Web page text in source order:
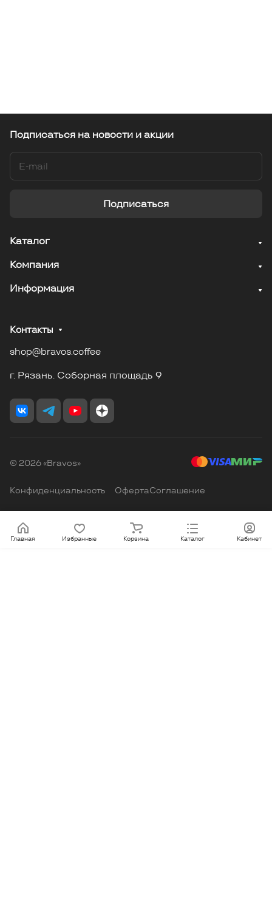
Главная Избранные Корзина Каталог Кабинет
Подписаться на новости и акции
Подписаться
Каталог
Компания
Информация
Контакты
shop@bravos.coffee
г. Рязань. Соборная площадь 9
© 2026 «Bravos»
Конфиденциальность ОфертаСоглашение